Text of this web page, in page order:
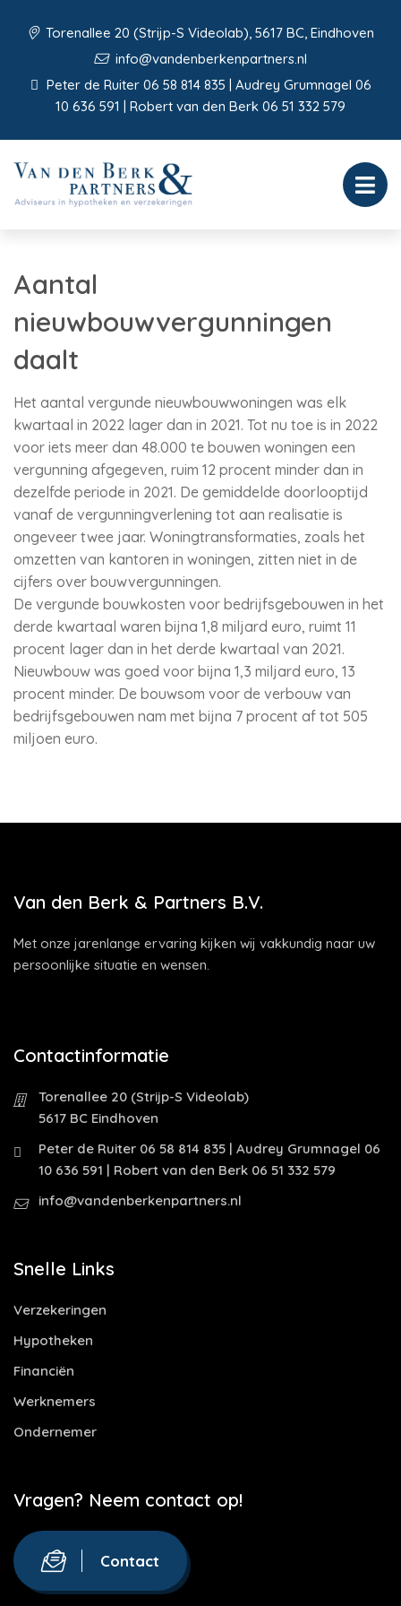
Torenallee 20 (Strijp-S Videolab), 5617 BC, Eindhoven
info@vandenberkenpartners.nl
Peter de Ruiter 06 58 814 835 | Audrey Grumnagel 06
10 636 591 | Robert van den Berk 06 51 332 579
Aantal
nieuwbouwvergunningen
daalt
Het aantal vergunde nieuwbouwwoningen was elk
kwartaal in 2022 lager dan in 2021. Tot nu toe is in 2022
voor iets meer dan 48.000 te bouwen woningen een
vergunning afgegeven, ruim 12 procent minder dan in
dezelfde periode in 2021. De gemiddelde doorlooptijd
vanaf de vergunningverlening tot aan realisatie is
ongeveer twee jaar. Woningtransformaties, zoals het
omzetten van kantoren in woningen, zitten niet in de
cijfers over bouwvergunningen.
De vergunde bouwkosten voor bedrijfsgebouwen in het
derde kwartaal waren bijna 1,8 miljard euro, ruimt 11
procent lager dan in het derde kwartaal van 2021.
Nieuwbouw was goed voor bijna 1,3 miljard euro, 13
procent minder. De bouwsom voor de verbouw van
bedrijfsgebouwen nam met bijna 7 procent af tot 505
miljoen euro.
Van den Berk & Partners B.V.
Met onze jarenlange ervaring kijken wij vakkundig naar uw
persoonlijke situatie en wensen.
Contactinformatie
Torenallee 20 (Strijp-S Videolab)
5617 BC Eindhoven
Peter de Ruiter 06 58 814 835 | Audrey Grumnagel 06
10 636 591 | Robert van den Berk 06 51 332 579
info@vandenberkenpartners.nl
Snelle Links
Verzekeringen
Hypotheken
Financiën
Werknemers
Ondernemer
Vragen? Neem contact op!
Contact